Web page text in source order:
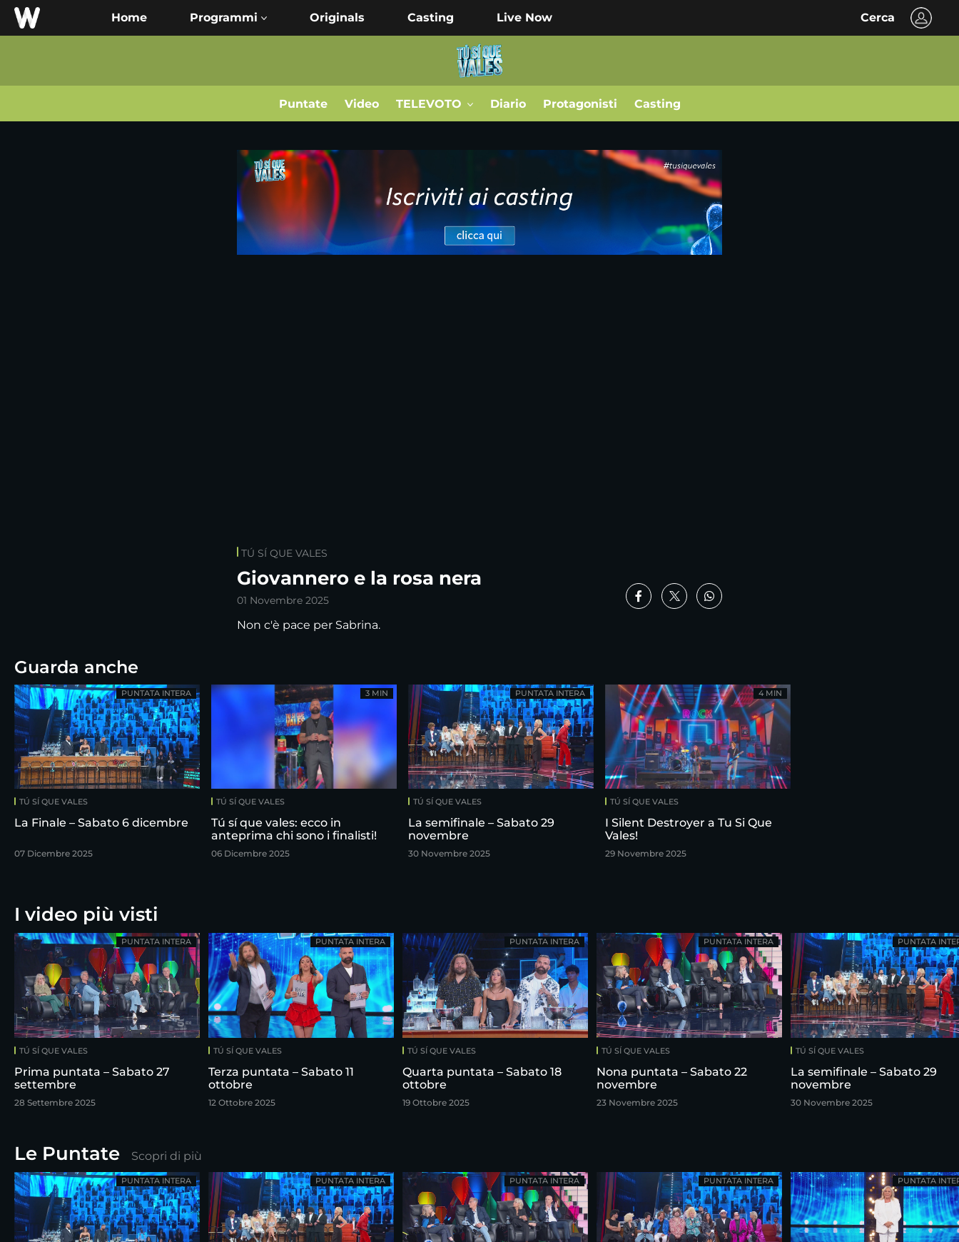
Home Originals Casting Live Now Cerca
Puntate Video TELEVOTO Diario Protagonisti Casting
TÚ SÍ QUE VALES
Giovannero e la rosa nera
01 Novembre 2025
Non c'è pace per Sabrina.
Guarda anche
TÚ SÍ QUE VALES
La Finale – Sabato 6 dicembre
07 Dicembre 2025
PUNTATA INTERA
TÚ SÍ QUE VALES
Tú sí que vales: ecco in
anteprima chi sono i finalisti!
06 Dicembre 2025
3 MIN
TÚ SÍ QUE VALES
La semifinale – Sabato 29
novembre
30 Novembre 2025
PUNTATA INTERA
TÚ SÍ QUE VALES
I Silent Destroyer a Tu Si Que
Vales!
29 Novembre 2025
4 MIN
I video più visti
TÚ SÍ QUE VALES
Prima puntata – Sabato 27
settembre
28 Settembre 2025
PUNTATA INTERA
TÚ SÍ QUE VALES
Terza puntata – Sabato 11
ottobre
12 Ottobre 2025
PUNTATA INTERA
TÚ SÍ QUE VALES
Quarta puntata – Sabato 18
ottobre
19 Ottobre 2025
PUNTATA INTERA
TÚ SÍ QUE VALES
Nona puntata – Sabato 22
novembre
23 Novembre 2025
PUNTATA INTERA
TÚ SÍ QUE VALES
La semifinale – Sabato 29
novembre
30 Novembre 2025
PUNTATA
Le Puntate Scopri di più
PUNTATA INTERA PUNTATA INTERA PUNTATA INTERA PUNTATA INTERA PUNTATA